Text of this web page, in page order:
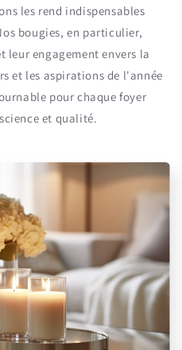
les rend indispensables
bougies, en particulier,
leur engagement envers la
et les aspirations de l'année
pour chaque foyer
et qualité.